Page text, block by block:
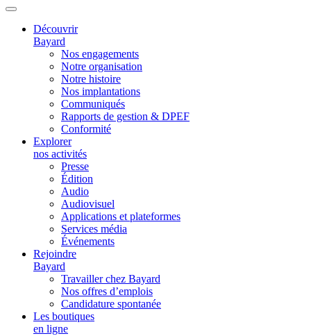
Découvrir
Bayard
Nos engagements
Notre organisation
Notre histoire
Nos implantations
Communiqués
Rapports de gestion & DPEF
Conformité
Explorer
nos activités
Presse
Édition
Audio
Audiovisuel
Applications et plateformes
Services média
Événements
Rejoindre
Bayard
Travailler chez Bayard
Nos offres d’emplois
Candidature spontanée
Les boutiques
en ligne